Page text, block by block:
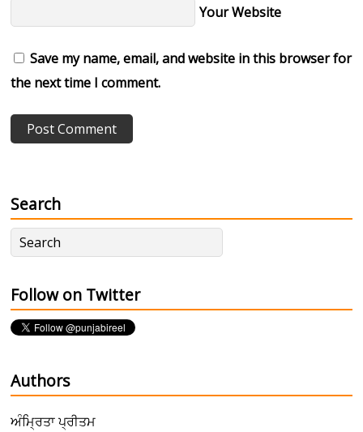
Your Website
Save my name, email, and website in this browser for
the next time I comment.
Search
Follow on Twitter
Authors
ਅੰਮ੍ਰਿਤਾ ਪ੍ਰੀਤਮ